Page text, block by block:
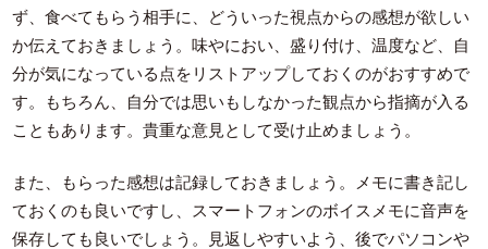
ず、食べてもらう相手に、どういった視点からの感想が欲しい
か伝えておきましょう。味やにおい、盛り付け、温度など、自
分が気になっている点をリストアップしておくのがおすすめで
す。もちろん、自分では思いもしなかった観点から指摘が入る
こともあります。貴重な意見として受け止めましょう。
また、もらった感想は記録しておきましょう。メモに書き記し
ておくのも良いですし、スマートフォンのボイスメモに音声を
保存しても良いでしょう。見返しやすいよう、後でパソコンや